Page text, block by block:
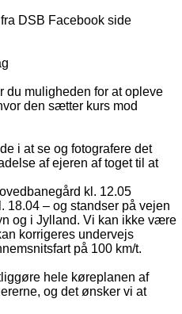
DSB Facebook side
du muligheden for at opleve
den sætter kurs mod
i at se og fotografere det
af ejeren af toget til at
kl. 12.05
18.04 – og standser på vejen
og i Jylland. Vi kan ikke være
korrigeres undervejs
på 100 km/t.
hele køreplanen af
og det ønsker vi at